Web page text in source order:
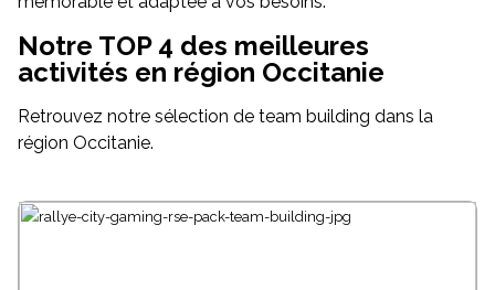
Notre TOP 4 des meilleures
activités en région Occitanie
Retrouvez notre sélection de team building dans la
région Occitanie.